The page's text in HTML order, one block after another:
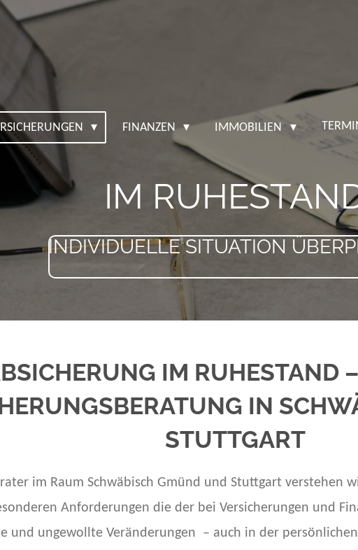
FINANZEN IMMOBILIEN
IM
INDIVIDUELLE SITUATION
IM RUHESTAND
IN
STUTTGART
im Raum Schwäbisch Gmünd und Stuttgart verstehen
Anforderungen die der bei Versicherungen und
und ungewollte Veränderungen – auch in der